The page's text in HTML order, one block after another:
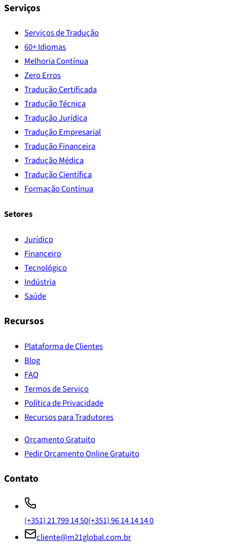
Serviços
Serviços de Tradução
60+ Idiomas
Melhoria Contínua
Zero Erros
Tradução Certificada
Tradução Técnica
Tradução Jurídica
Tradução Empresarial
Tradução Financeira
Tradução Médica
Tradução Científica
Formação Contínua
Setores
Jurídico
Financeiro
Tecnológico
Indústria
Saúde
Recursos
Plataforma de Clientes
Blog
FAQ
Termos de Serviço
Política de Privacidade
Recursos para Tradutores
Orçamento Gratuito
Pedir Orçamento Online Gratuito
Contato
(+351) 21 799 14 50(+351) 96 14 14 14 0
cliente@m21global.com.br